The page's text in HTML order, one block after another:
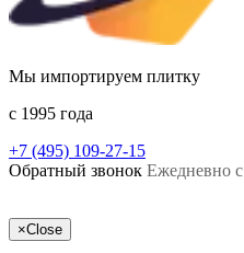
Мы импортируем плитку
c 1995 года
+7 (495) 109-27-15
Обратный звонок Ежедневно
×Close